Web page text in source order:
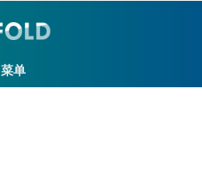
菜单